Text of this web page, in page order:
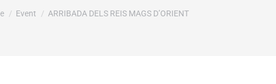
here:
Event ARRIBADA DELS REIS MAGS D’ORIENT